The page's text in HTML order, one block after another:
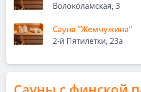
Волоколамская, 3
Сауна "Жемчужина"
2-й Пятилетки, 23а